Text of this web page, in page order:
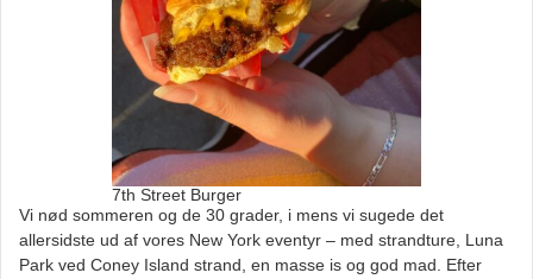
7th Street Burger
Vi nød sommeren og de 30 grader, i mens vi sugede det
allersidste ud af vores New York eventyr – med strandture, Luna
Park ved Coney Island strand, en masse is og god mad. Efter